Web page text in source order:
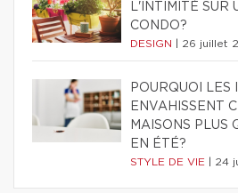
L'INTIMITÉ SUR
CONDO?
DESIGN 26 juillet
POURQUOI LES
ENVAHISSENT
MAISONS PLUS
EN ÉTÉ?
STYLE DE VIE 24